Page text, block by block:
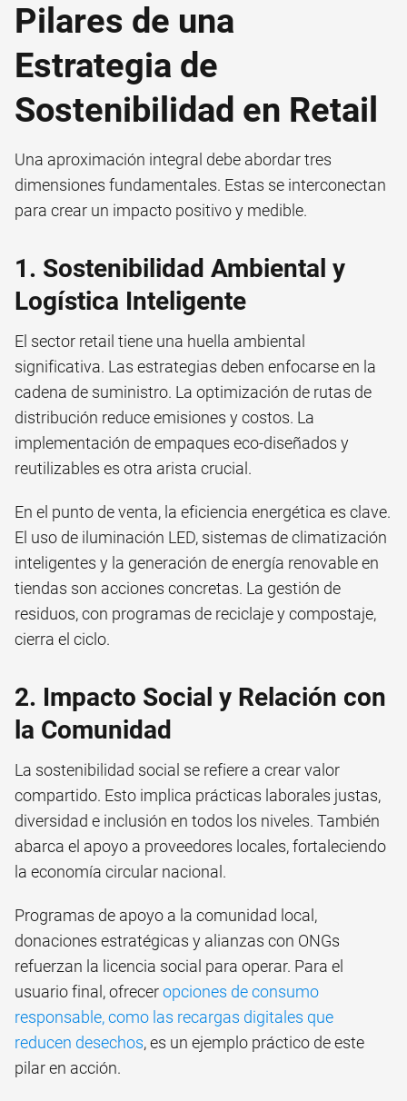
Pilares de una
Estrategia de
Sostenibilidad en Retail
Una aproximación integral debe abordar tres
dimensiones fundamentales. Estas se interconectan
para crear un impacto positivo y medible.
1. Sostenibilidad Ambiental y
Logística Inteligente
El sector retail tiene una huella ambiental
significativa. Las estrategias deben enfocarse en la
cadena de suministro. La optimización de rutas de
distribución reduce emisiones y costos. La
implementación de empaques eco-diseñados y
reutilizables es otra arista crucial.
En el punto de venta, la eficiencia energética es clave.
El uso de iluminación LED, sistemas de climatización
inteligentes y la generación de energía renovable en
tiendas son acciones concretas. La gestión de
residuos, con programas de reciclaje y compostaje,
cierra el ciclo.
2. Impacto Social y Relación con
la Comunidad
La sostenibilidad social se refiere a crear valor
compartido. Esto implica prácticas laborales justas,
diversidad e inclusión en todos los niveles. También
abarca el apoyo a proveedores locales, fortaleciendo
la economía circular nacional.
Programas de apoyo a la comunidad local,
donaciones estratégicas y alianzas con ONGs
refuerzan la licencia social para operar. Para el
usuario final, ofreceropciones de consumo
responsable, como las recargas digitales que
reducen desechos, es un ejemplo práctico de este
pilar en acción.